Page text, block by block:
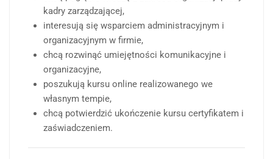
kadry zarządzającej,
interesują się wsparciem administracyjnym i
organizacyjnym w firmie,
chcą rozwinąć umiejętności komunikacyjne i
organizacyjne,
poszukują kursu online realizowanego we
własnym tempie,
chcą potwierdzić ukończenie kursu certyfikatem i
zaświadczeniem.